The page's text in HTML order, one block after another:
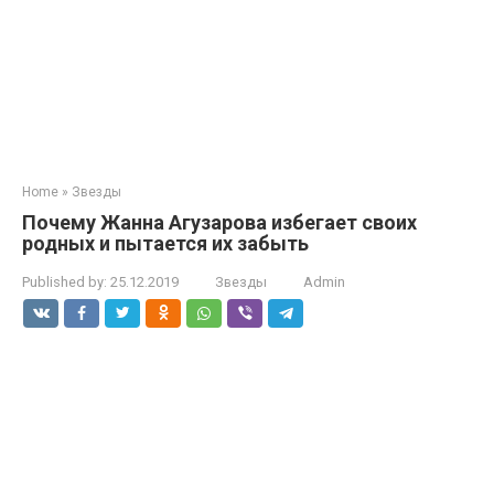
Home » Звезды
Почему Жанна Агузарова избегает своих
родных и пытается их забыть
Published by: 25.12.2019 Звезды Admin